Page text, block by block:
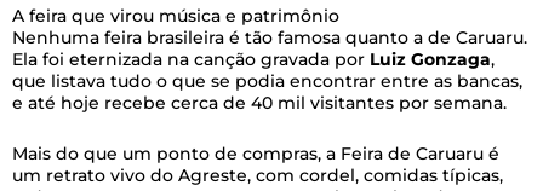
A feira que virou música e patrimônio
Nenhuma feira brasileira é tão famosa quanto a de Caruaru.
Ela foi eternizada na canção gravada por Luiz Gonzaga,
que listava tudo o que se podia encontrar entre as bancas,
e até hoje recebe cerca de 40 mil visitantes por semana.
Mais do que um ponto de compras, a Feira de Caruaru é
um retrato vivo do Agreste, com cordel, comidas típicas,